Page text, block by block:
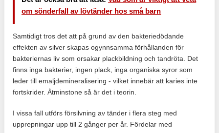
om sönderfall av lövtänder hos små barn
Samtidigt tros det att på grund av den bakteriedödande
effekten av silver skapas ogynnsamma förhållanden för
bakteriernas liv som orsakar plackbildning och tandröta. Det
finns inga bakterier, ingen plack, inga organiska syror som
leder till emaljdemineralisering - vilket innebär att karies inte
fortskrider. Åtminstone så är det i teorin.
I vissa fall utförs försilvning av tänder i flera steg med
upprepningar upp till 2 gånger per år. Fördelar med